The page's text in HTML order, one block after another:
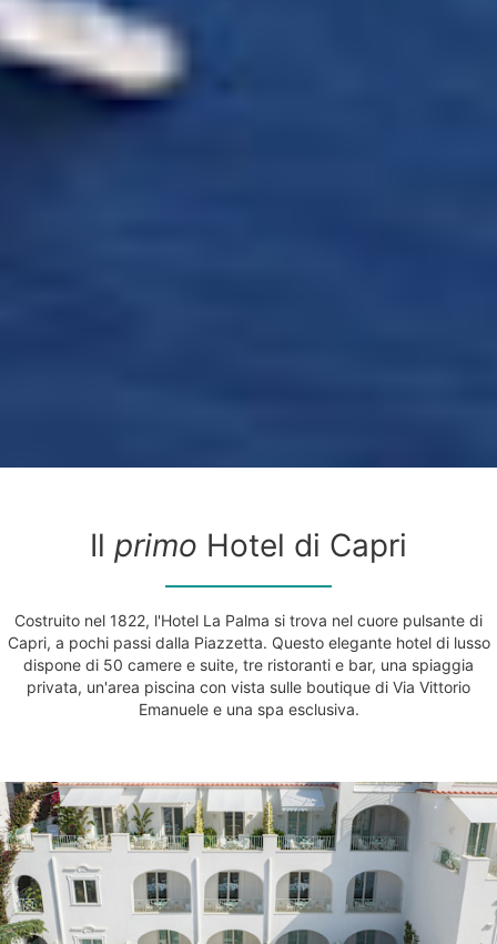
Il primo Hotel di Capri
Costruito nel 1822, l'Hotel La Palma si trova nel cuore pulsante di
Capri, a pochi passi dalla Piazzetta. Questo elegante hotel di lusso
dispone di 50 camere e suite, tre ristoranti e bar, una spiaggia
privata, un'area piscina con vista sulle boutique di Via Vittorio
Emanuele e una spa esclusiva.